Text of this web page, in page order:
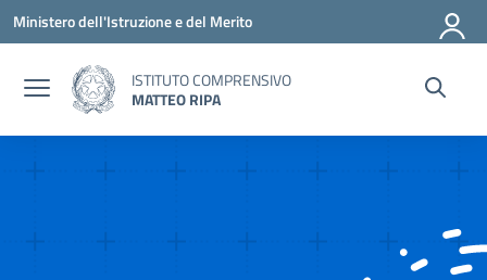
Vai ai contenuti
Vai al menu di navigazione
Vai al footer
Ministero dell'Istruzione e del Merito
ISTITUTO COMPRENSIVO
MATTEO RIPA